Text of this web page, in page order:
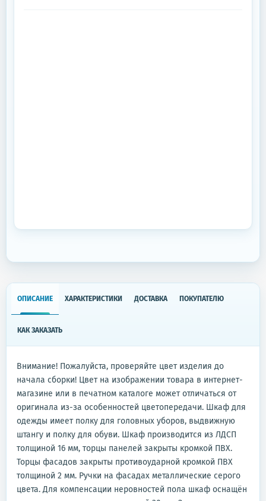
ОПИСАНИЕ ХАРАКТЕРИСТИКИ ДОСТАВКА ПОКУПАТЕЛЮ
КАК ЗАКАЗАТЬ
Внимание! Пожалуйста, проверяйте цвет изделия до
начала сборки! Цвет на изображении товара в интернет-
магазине или в печатном каталоге может отличаться от
оригинала из-за особенностей цветопередачи. Шкаф для
одежды имеет полку для головных уборов, выдвижную
штангу и полку для обуви. Шкаф производится из ЛДСП
толщиной 16 мм, торцы панелей закрыты кромкой ПВХ.
Торцы фасадов закрыты противоударной кромкой ПВХ
толщиной 2 мм. Ручки на фасадах металлические серого
цвета. Для компенсации неровностей пола шкаф оснащён